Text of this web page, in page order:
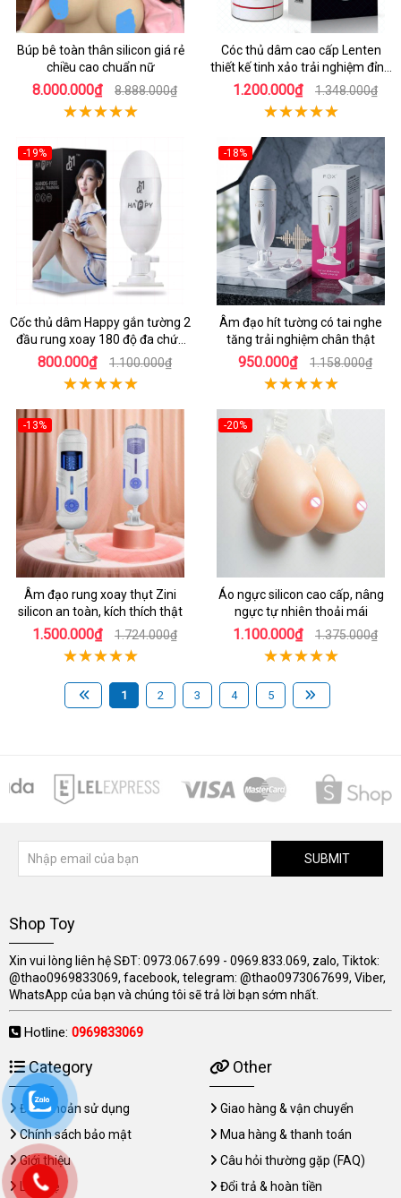
Búp bê toàn thân silicon giá rẻ
chiều cao chuẩn nữ
8.000.000₫ 8.888.000₫
Cóc thủ dâm cao cấp Lenten
thiết kế tinh xảo trải nghiệm đỉnh
cao
1.200.000₫ 1.348.000₫
-19%
Cốc thủ dâm Happy gắn tường 2
đầu rung xoay 180 độ đa chức
năng
800.000₫ 1.100.000₫
-18%
Âm đạo hít tường có tai nghe
tăng trải nghiệm chân thật
950.000₫ 1.158.000₫
-13%
Âm đạo rung xoay thụt Zini
silicon an toàn, kích thích thật
1.500.000₫ 1.724.000₫
-20%
Áo ngực silicon cao cấp, nâng
ngực tự nhiên thoải mái
1.100.000₫ 1.375.000₫
1 2 3 4 5
SUBMIT
Shop Toy
Xin vui lòng liên hệ SĐT: 0973.067.699 - 0969.833.069, zalo, Tiktok:
@thao0969833069, facebook, telegram: @thao0973067699, Viber,
WhatsApp của bạn và chúng tôi sẽ trả lời bạn sớm nhất.
Hotline: 0969833069
Category
Điều khoản sử dụng
Chính sách bảo mật
Giới thiệu
Liên hệ
Other
Giao hàng & vận chuyển
Mua hàng & thanh toán
Câu hỏi thường gặp (FAQ)
Đổi trả & hoàn tiền